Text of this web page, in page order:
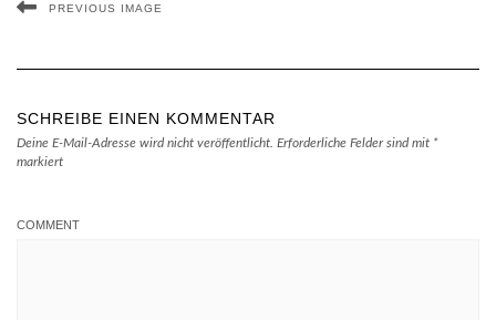
PREVIOUS IMAGE
SCHREIBE EINEN KOMMENTAR
Deine E-Mail-Adresse wird nicht veröffentlicht. Erforderliche Felder sind mit *
markiert
COMMENT